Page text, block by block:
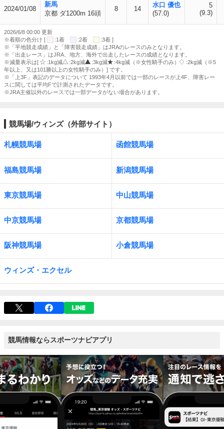
2024/01/08
新馬
京都 ダ1200m 16頭
8 14
水口 優也
(57.0)
5
(9.3)
2026/6/8 00:00 更新
※着順の色分け [
:1着 :2着
:3着 ]
※「平地競走成績」と「障害競走成績」はJRAのレースのみとなります。
※「出走レース」はJRA、地方、海外で出走したレースの成績となります。
※減量表示は[
:1kg減 :2kg減 :3kg減 :4kg減（※女性騎手のみ）
:2kg減（※5
年以上、又は101勝以上の女性騎手のみ）] です。
※「上3F」表記のデータについて 1993年4月以前では一部のレースが上4F、障害レー
スに関しては平均Fで計測されたデータです。
※JRA主催以外のレースでは一部データがない場合があります。
競馬場/ウィンズ（外部サイト）
札幌競馬場 函館競馬場
福島競馬場 新潟競馬場
東京競馬場 中山競馬場
中京競馬場 京都競馬場
阪神競馬場 小倉競馬場
ウィンズ・エクセル
競馬情報ならスポーツナビアプリ